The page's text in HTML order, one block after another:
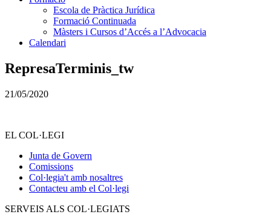
Escola de Pràctica Jurídica
Formació Continuada
Màsters i Cursos d’Accés a l’Advocacia
Calendari
RepresaTerminis_tw
21/05/2020
EL COL·LEGI
Junta de Govern
Comissions
Col·legia't amb nosaltres
Contacteu amb el Col·legi
SERVEIS ALS COL·LEGIATS